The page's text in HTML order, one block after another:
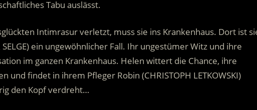
Tabu auslässt.
Intimrasur verletzt, muss sie ins Krankenhaus. Dort ist
ein ungewöhnlicher Fall. Ihr ungestümer Witz und ihre
im ganzen Krankenhaus. Helen wittert die Chance, ihre
findet in ihrem Pfleger Robin (CHRISTOPH LETKOWSKI)
den Kopf verdreht…